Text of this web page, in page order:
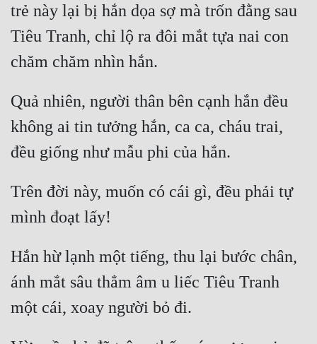
trẻ này lại bị hắn dọa sợ mà trốn đằng sau
Tiêu Tranh, chỉ lộ ra đôi mắt tựa nai con
Quả nhiên, người thân bên cạnh hắn đều
không ai tin tưởng hắn, ca ca, cháu trai,
Trên đời này, muốn có cái gì, đều phải tự
Hắn hừ lạnh một tiếng, thu lại bước chân,
ánh mắt sâu thẳm âm u liếc Tiêu Tranh